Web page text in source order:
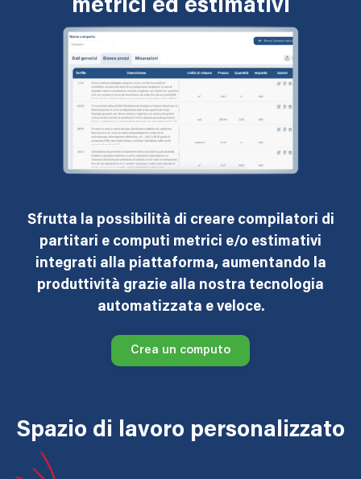
metrici ed estimativi
Sfrutta la possibilità di creare compilatori di
partitari e computi metrici e/o estimativi
integrati alla piattaforma, aumentando la
produttività grazie alla nostra tecnologia
automatizzata e veloce.
Crea un computo
Spazio di lavoro personalizzato